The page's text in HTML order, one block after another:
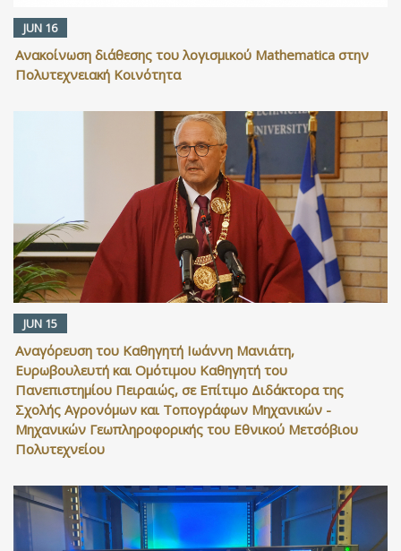
JUN 16
Ανακοίνωση διάθεσης του λογισμικού Mathematica στην
Πολυτεχνειακή Κοινότητα
JUN 15
Αναγόρευση του Καθηγητή Ιωάννη Μανιάτη,
Ευρωβουλευτή και Ομότιμου Καθηγητή του
Πανεπιστημίου Πειραιώς, σε Επίτιμο Διδάκτορα της
Σχολής Αγρονόμων και Τοπογράφων Μηχανικών -
Μηχανικών Γεωπληροφορικής του Εθνικού Μετσόβιου
Πολυτεχνείου